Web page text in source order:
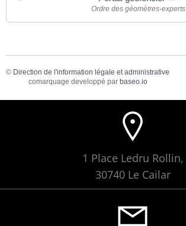
Ordre des géomètres-experts
© Direction de l'information légale et administrative
comarquage developpé par baseo.io
1 Place Ledru Rollin,
30740 Le Cailar